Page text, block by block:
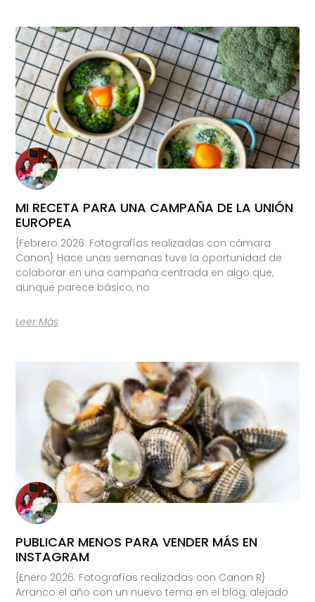
MI RECETA PARA UNA CAMPAÑA DE LA UNIÓN
EUROPEA
{Febrero 2026. Fotografías realizadas con cámara
Canon} Hace unas semanas tuve la oportunidad de
colaborar en una campaña centrada en algo que,
aunque parece básico, no
Leer Más
PUBLICAR MENOS PARA VENDER MÁS EN
INSTAGRAM
{Enero 2026. Fotografías realizadas con Canon R}
Arranco el año con un nuevo tema en el blog, alejado